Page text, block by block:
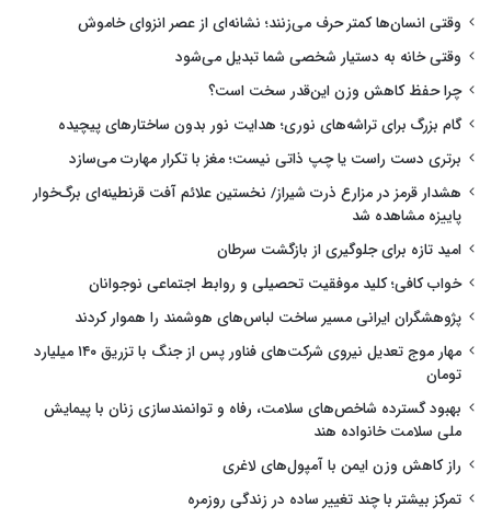
وقتی انسان‌ها کمتر حرف می‌زنند؛ نشانه‌ای از عصر انزوای خاموش
وقتی خانه به دستیار شخصی شما تبدیل می‌شود
چرا حفظ کاهش وزن این‌قدر سخت است؟
گام بزرگ برای تراشه‌های نوری؛ هدایت نور بدون ساختارهای پیچیده
برتری دست راست یا چپ ذاتی نیست؛ مغز با تکرار مهارت می‌سازد
هشدار قرمز در مزارع ذرت شیراز/ نخستین علائم آفت قرنطینه‌ای برگ‌خوار
پاییزه مشاهده شد
امید تازه برای جلوگیری از بازگشت سرطان
خواب کافی؛ کلید موفقیت تحصیلی و روابط اجتماعی نوجوانان
پژوهشگران ایرانی مسیر ساخت لباس‌های هوشمند را هموار کردند
مهار موج تعدیل نیروی شرکت‌های فناور پس از جنگ با تزریق ۱۴۰ میلیارد
تومان
بهبود گسترده شاخص‌های سلامت، رفاه و توانمندسازی زنان با پیمایش
ملی سلامت خانواده هند
راز کاهش وزن ایمن با آمپول‌های لاغری
تمرکز بیشتر با چند تغییر ساده در زندگی روزمره